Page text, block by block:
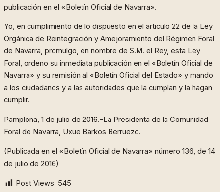
publicación en el «Boletín Oficial de Navarra».
Yo, en cumplimiento de lo dispuesto en el artículo 22 de la Ley
Orgánica de Reintegración y Amejoramiento del Régimen Foral
de Navarra, promulgo, en nombre de S.M. el Rey, esta Ley
Foral, ordeno su inmediata publicación en el «Boletín Oficial de
Navarra» y su remisión al «Boletín Oficial del Estado» y mando
a los ciudadanos y a las autoridades que la cumplan y la hagan
cumplir.
Pamplona, 1 de julio de 2016.–La Presidenta de la Comunidad
Foral de Navarra, Uxue Barkos Berruezo.
(Publicada en el «Boletín Oficial de Navarra» número 136, de 14
de julio de 2016)
Post Views: 545